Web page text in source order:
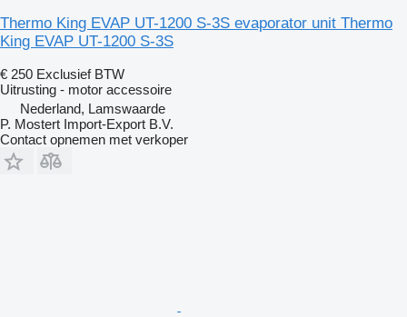
Thermo King EVAP UT-1200 S-3S evaporator unit Thermo
King EVAP UT-1200 S-3S
€ 250 Exclusief BTW
Uitrusting - motor accessoire
Nederland, Lamswaarde
P. Mostert Import-Export B.V.
Contact opnemen met verkoper